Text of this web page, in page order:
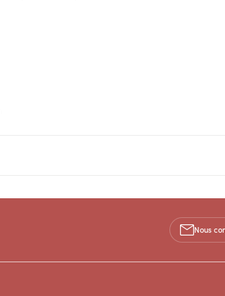
Nous